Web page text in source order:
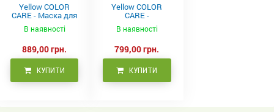
Yellow COLOR
CARE - Маска для
фарбованого
волосся, 500 мл
В наявності
889,00 грн.
КУПИТИ
Yellow COLOR
CARE -
Кондиціонер для
фарбованого
В наявності
799,00 грн.
КУПИТИ